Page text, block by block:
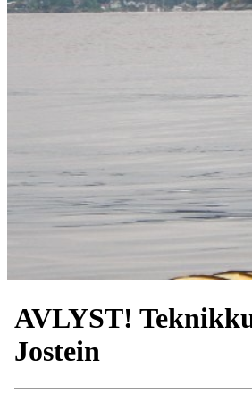
AVLYST!
Jostein